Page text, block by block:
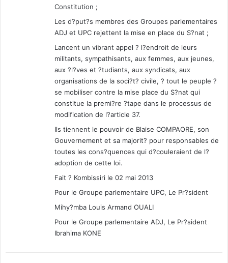
Constitution ;
Les d?put?s membres des Groupes parlementaires
ADJ et UPC rejettent la mise en place du S?nat ;
Lancent un vibrant appel ? l?endroit de leurs
militants, sympathisants, aux femmes, aux jeunes,
aux ?l?ves et ?tudiants, aux syndicats, aux
organisations de la soci?t? civile, ? tout le peuple ?
se mobiliser contre la mise place du S?nat qui
constitue la premi?re ?tape dans le processus de
modification de l?article 37.
Ils tiennent le pouvoir de Blaise COMPAORE, son
Gouvernement et sa majorit? pour responsables de
toutes les cons?quences qui d?couleraient de l?
adoption de cette loi.
Fait ? Kombissiri le 02 mai 2013
Pour le Groupe parlementaire UPC, Le Pr?sident
Mihy?mba Louis Armand OUALI
Pour le Groupe parlementaire ADJ, Le Pr?sident
Ibrahima KONE